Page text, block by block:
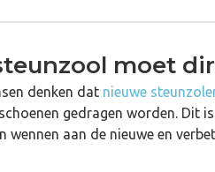
moet
denken dat nieuwe
gedragen worden. Dit is
wennen aan de nieuwe en